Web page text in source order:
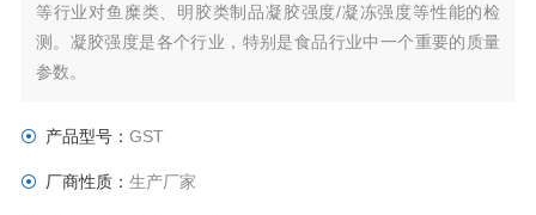
等行业对鱼糜类、明胶类制品凝胶强度/凝冻强度等性能的检
测。凝胶强度是各个行业，特别是食品行业中一个重要的质量
参数。
产品型号： GST
厂商性质： 生产厂家